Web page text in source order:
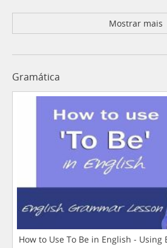
Mostrar mais
Gramática
How to Use To Be in English -